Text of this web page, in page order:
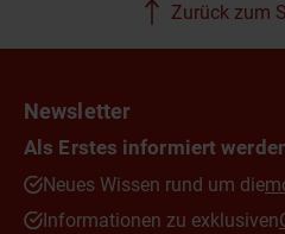
Zurück zum
Newsletter
Als Erstes informiert
Neues Wissen rund um die
Informationen zu exklusiven